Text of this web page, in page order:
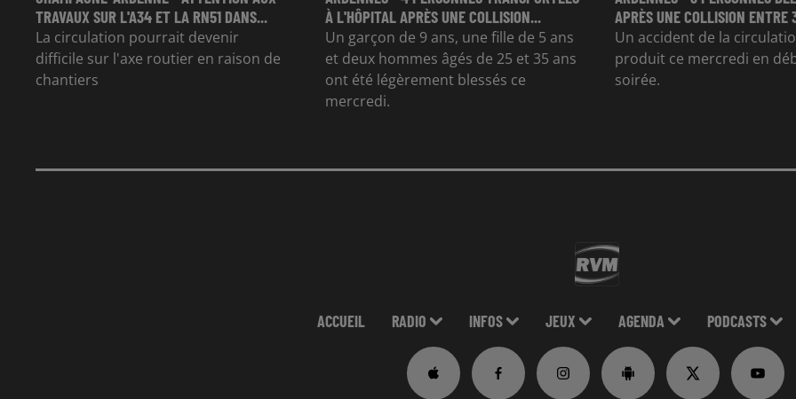
TRAVAUX SUR L'A34 ET LA RN51 DANS...
La circulation pourrait devenir
difficile sur l'axe routier en raison de
chantiers
À L'HÔPITAL APRÈS UNE COLLISION...
Un garçon de 9 ans, une fille de 5 ans
et deux hommes âgés de 25 et 35 ans
ont été légèrement blessés ce
mercredi.
APRÈS UNE COLLISION ENTRE
Un accident de la
produit ce mercredi en
soirée.
ACCUEIL RADIO INFOS JEUX AGENDA PODCASTS